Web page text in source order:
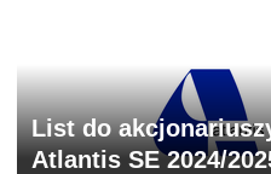
List do
Atlantis SE 2024/